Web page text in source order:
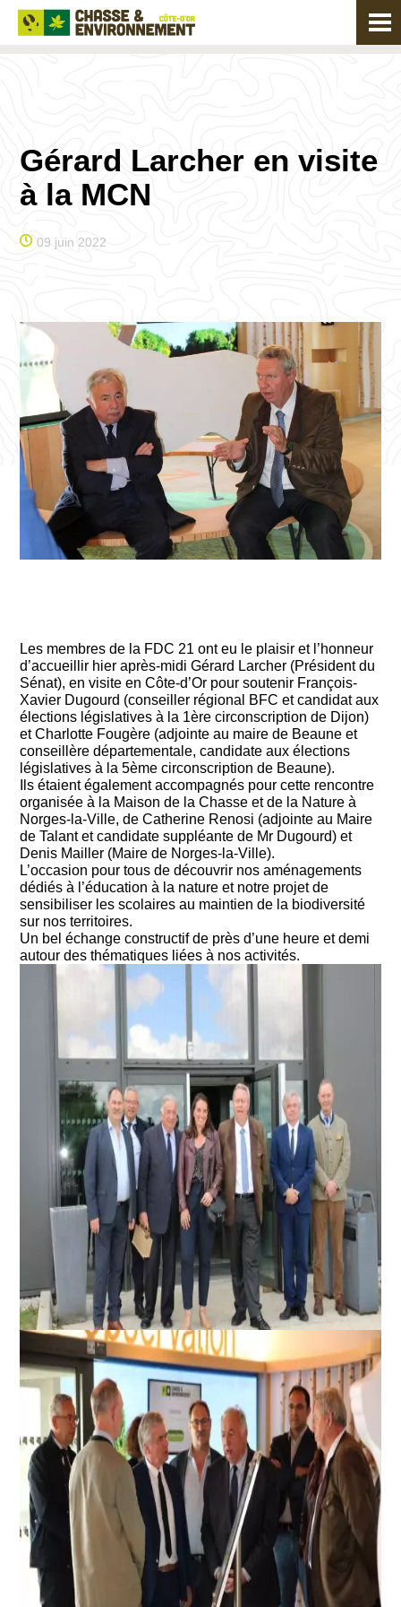
Gérard Larcher en visite
à la MCN
09 juin 2022
Les membres de la FDC 21 ont eu le plaisir et l’honneur
d’accueillir hier après-midi Gérard Larcher (Président du
Sénat), en visite en Côte-d’Or pour soutenir François-
Xavier Dugourd (conseiller régional BFC et candidat aux
élections législatives à la 1ère circonscription de Dijon)
etCharlotte Fougère (adjointe au maire de Beaune et
conseillère départementale, candidate aux élections
législatives à la 5ème circonscription de Beaune).
Ils étaient également accompagnés pour cette rencontre
organisée à la Maison de la Chasse et de la Nature à
Norges-la-Ville, de Catherine Renosi (adjointe au Maire
de Talant et candidate suppléante de Mr Dugourd) et
Denis Mailler (Maire de Norges-la-Ville).
L’occasion pour tous de découvrir nos aménagements
dédiés à l’éducation à la nature et notre projet de
sensibiliser les scolaires au maintien de la biodiversité
sur nos territoires.
Un bel échange constructif de près d’une heure et demi
autour des thématiques liées à nos activités.